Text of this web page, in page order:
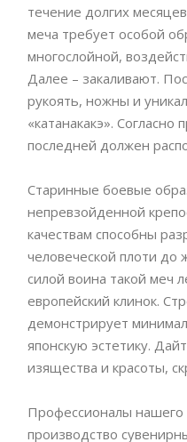
течение долгих
меча требует особой
многослойной,
Далее – закаливают.
рукоять, ножны и
«катанакакэ». Согласно
последней должен
Старинные боевые
непревзойденной
качествам способны
человеческой плоти до
силой воина такой меч
европейский клинок.
демонстрирует
японскую эстетику.
изящества и красоты,
Профессионалы нашего
производство